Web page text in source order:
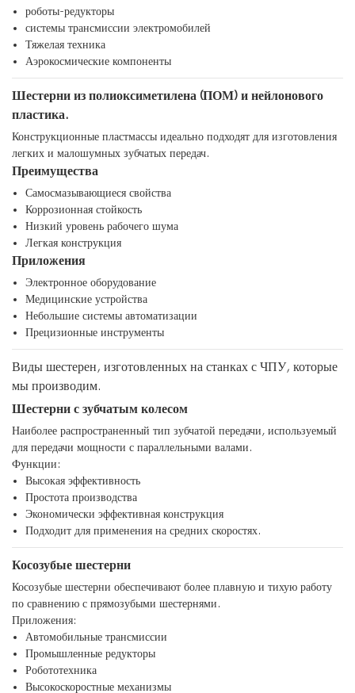
роботы-редукторы
системы трансмиссии электромобилей
Тяжелая техника
Аэрокосмические компоненты
Шестерни из полиоксиметилена (ПОМ) и нейлонового
пластика.
Конструкционные пластмассы идеально подходят для изготовления
легких и малошумных зубчатых передач.
Преимущества
Самосмазывающиеся свойства
Коррозионная стойкость
Низкий уровень рабочего шума
Легкая конструкция
Приложения
Электронное оборудование
Медицинские устройства
Небольшие системы автоматизации
Прецизионные инструменты
Виды шестерен, изготовленных на станках с ЧПУ, которые
мы производим.
Шестерни с зубчатым колесом
Наиболее распространенный тип зубчатой ​​передачи, используемый
для передачи мощности с параллельными валами.
Функции:
Высокая эффективность
Простота производства
Экономически эффективная конструкция
Подходит для применения на средних скоростях.
Косозубые шестерни
Косозубые шестерни обеспечивают более плавную и тихую работу
по сравнению с прямозубыми шестернями.
Приложения:
Автомобильные трансмиссии
Промышленные редукторы
Робототехника
Высокоскоростные механизмы